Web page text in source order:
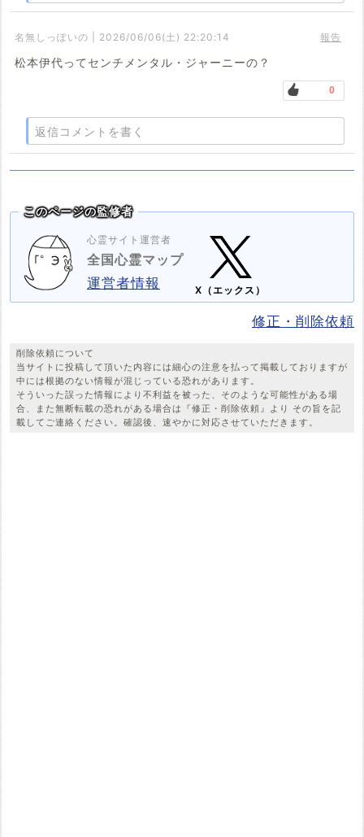
名無しっぽいの | 2026/06/06(土) 22:20:14 報告
松本伊代ってセンチメンタル・ジャーニーの？
0
返信コメントを書く
このページの監修者
心霊サイト運営者
全国心霊マップ
運営者情報
X（エックス）
修正・削除依頼
削除依頼について
当サイトに投稿して頂いた内容には細心の注意を払って掲載しておりますが
中には根拠のない情報が混じっている恐れがあります。
そういった誤った情報により不利益を被った、そのような可能性がある場
合、また無断転載の恐れがある場合は『修正・削除依頼』より その旨を記
載してご連絡ください。確認後、速やかに対応させていただきます。